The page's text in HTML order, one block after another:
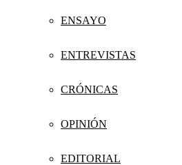
ENSAYO
ENTREVISTAS
CRÓNICAS
OPINIÓN
EDITORIAL